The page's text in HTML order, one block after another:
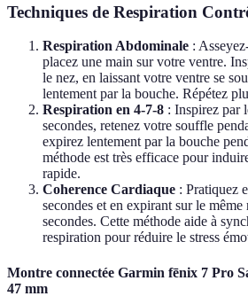
Techniques de Respiration
Respiration Abdominale :
placez une main sur votre ventre.
le nez, en laissant votre ventre se
lentement par la bouche. Répétez
Respiration en 4-7-8 : Inspirez par
secondes, retenez votre souffle
expirez lentement par la bouche
méthode est très efficace pour
rapide.
Coherence Cardiaque : Pratiquez
secondes et en expirant sur le
secondes. Cette méthode aide à
respiration pour réduire le stress
Montre connectée Garmin fēnix 7 Pro
47 mm